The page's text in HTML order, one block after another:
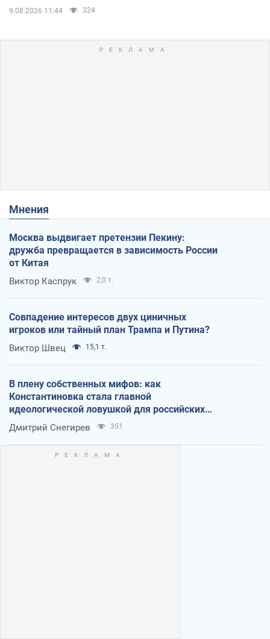
9.08.2026 11:44 324
Мнения
Москва выдвигает претензии Пекину:
дружба превращается в зависимость России
от Китая
Виктор Каспрук 2,0 т.
Совпадение интересов двух циничных
игроков или тайный план Трампа и Путина?
Виктор Швец 15,1 т.
В плену собственных мифов: как
Константиновка стала главной
идеологической ловушкой для российских
оккупантов
Дмитрий Снегирев 351